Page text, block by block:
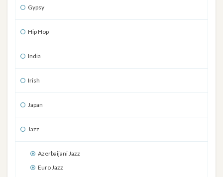
Gypsy
Hip Hop
India
Irish
Japan
Jazz
Azerbaijani Jazz
Euro Jazz